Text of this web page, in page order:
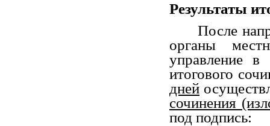
Результаты
После
органы
управление в
итогового
дней
сочинения
под подпись: